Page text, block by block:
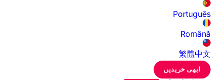
Português
Română
繁體中文
ابھی خریدیں